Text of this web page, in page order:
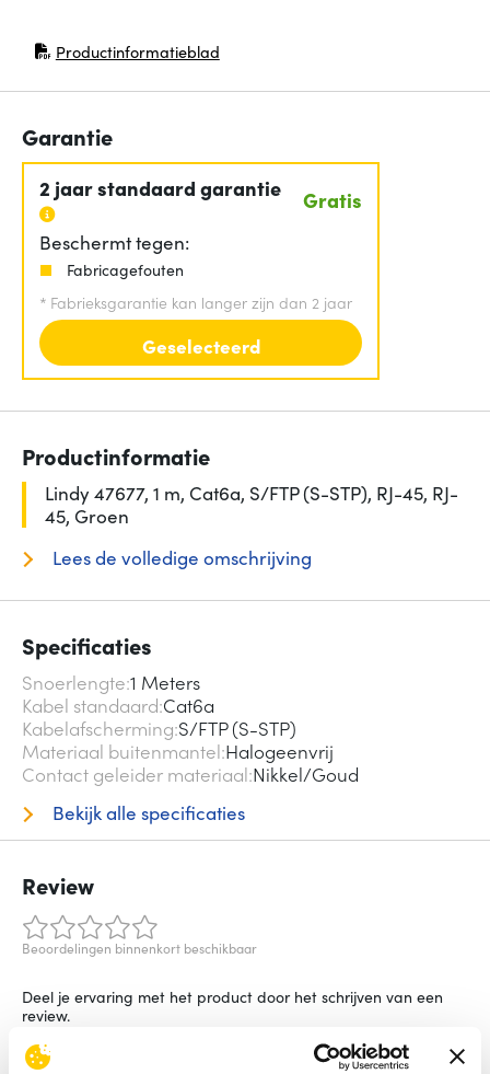
Productinformatieblad
(opent in nieuw venster)
Garantie
2 jaar standaard garantie Gratis
Beschermt tegen:
Fabricagefouten
* Fabrieksgarantie kan langer zijn dan 2 jaar
Geselecteerd
Productinformatie
Lindy 47677, 1 m, Cat6a, S/FTP (S-STP), RJ-45, RJ-
45, Groen
Lees de volledige omschrijving
Specificaties
Snoerlengte 1 Meters
Kabel standaard Cat6a
Kabelafscherming S/FTP (S-STP)
Materiaal buitenmantel Halogeenvrij
Contact geleider materiaal Nikkel/Goud
Bekijk alle specificaties
Review
Beoordelingen binnenkort beschikbaar
Deel je ervaring met het product door het schrijven van een
review.
Schrijf een review